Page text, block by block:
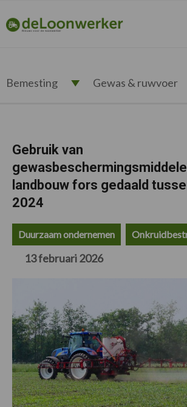
de
hoofdnavigatie
de
hoofd
de
eerste
de
voettekst
deloonwerker.nl
Bemesting Gewas & ruwvoer
Gebruik van
landbouw fors gedaald
2024
Duurzaam ondernemen
13 februari 2026